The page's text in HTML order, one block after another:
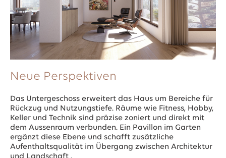
Neue Perspektiven
Das Untergeschoss erweitert das Haus um Bereiche für
Rückzug und Nutzungstiefe. Räume wie Fitness, Hobby,
Keller und Technik sind präzise zoniert und direkt mit
dem Aussenraum verbunden. Ein Pavillon im Garten
ergänzt diese Ebene und schafft zusätzliche
Aufenthaltsqualität im Übergang zwischen Architektur